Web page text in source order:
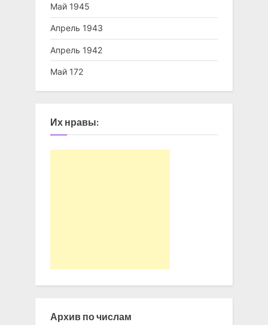
Май 1945
Апрель 1943
Апрель 1942
Май 172
Их нравы:
Архив по числам